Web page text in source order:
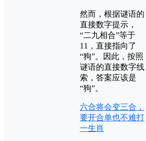
然而，根据谜语的
直接数字提示，
“二九相合”等于
11，直接指向了
“狗”。因此，按照
谜语的直接数字线
索，答案应该是
“狗”。
六合将会变三合，
要开合单也不难打
一生肖